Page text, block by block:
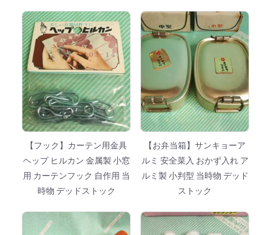
【フック】カーテン用金具
ヘップ ヒルカン 金属製 小窓
用 カーテンフック 自作用 当
時物 デッドストック
【お弁当箱】サンキョーア
ルミ 安全菜入 おかず入れ ア
ルミ製 小判型 当時物 デッド
ストック